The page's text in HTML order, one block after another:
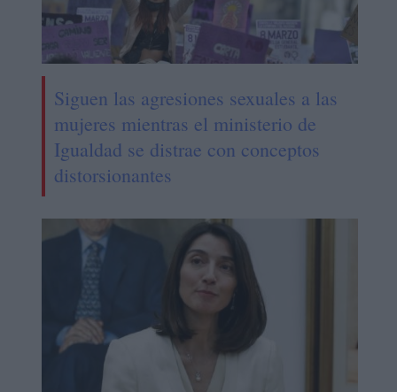
Siguen las agresiones sexuales a las
mujeres mientras el ministerio de
Igualdad se distrae con conceptos
distorsionantes